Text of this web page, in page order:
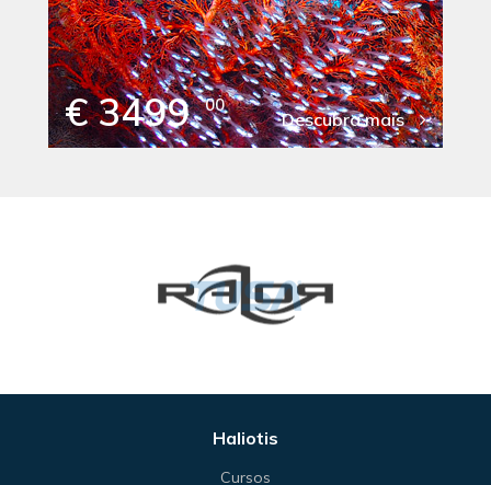
€ 3499 00
Descubra mais
Haliotis
Cursos